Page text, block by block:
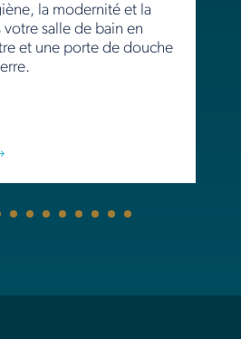
la modernité et la
salle de bain en
et une porte de douche